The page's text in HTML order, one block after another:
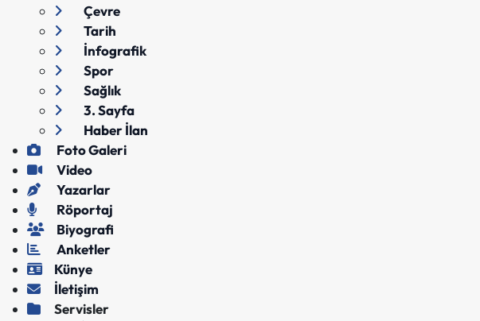
Çevre
Tarih
İnfografik
Spor
Sağlık
3. Sayfa
Haber İlan
Foto Galeri
Video
Yazarlar
Röportaj
Biyografi
Anketler
Künye
İletişim
Servisler